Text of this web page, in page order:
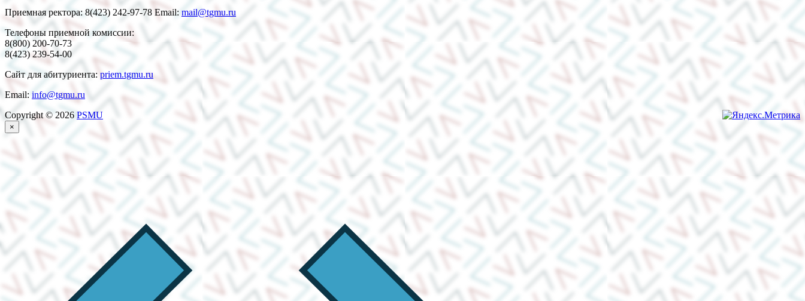
Приемная ректора: 8(423) 242-97-78 Email: mail@tgmu.ru
Телефоны приемной комиссии:
8(800) 200-70-73
8(423) 239-54-00
Сайт для абитуриента: priem.tgmu.ru
Email: info@tgmu.ru
Copyright © 2026 PSMU
×